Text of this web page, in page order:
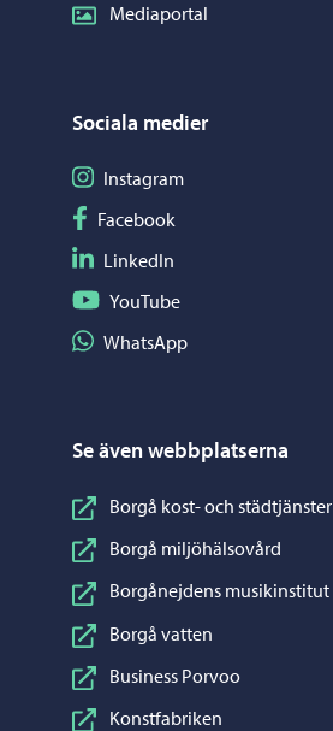
Mediaportal
Sociala medier
Följ på Instagram
Instagram
Följ på Facebook
Facebook
Följ på LinkedIn
LinkedIn
Följ på YouTube
YouTube
Dela på WhatsApp
WhatsApp
Se även webbplatserna
Borgå kost- och städtjänster
Borgå miljöhälsovård
Borgånejdens musikinstitut
Borgå vatten
Business Porvoo
Konstfabriken